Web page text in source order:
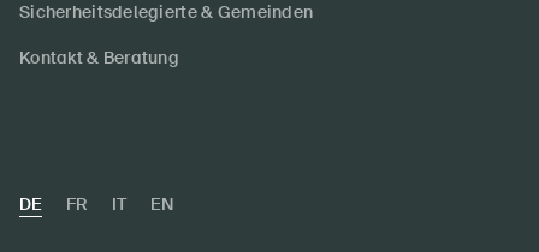
Sicherheitsdelegierte & Gemeinden
Kontakt & Beratung
DE FR IT EN